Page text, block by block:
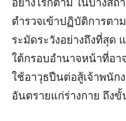
ตำรวจเข้าปฏิบัติการตา
ระมัดระวังอย่างถึงที่สุด
ใต้กรอบอำนาจหน้าที่อา
ใช้อาวุธปืนต่อสู้เจ้าพนัก
อันตรายแก่ร่างกาย ถึง